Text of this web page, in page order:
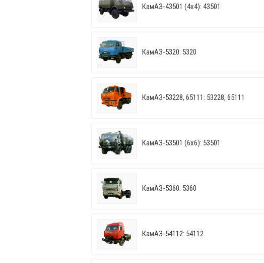
КамАЗ-43501 (4х4): 43501
КамАЗ-5320: 5320
КамАЗ-53228, 65111: 53228, 65111
КамАЗ-53501 (6х6): 53501
КамАЗ-5360: 5360
КамАЗ-54112: 54112